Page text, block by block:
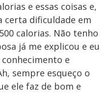
e essas coisas e,
certa dificuldade em
calorias. Não tenho
já me explicou e eu
e
sempre esqueço o
ele faz de bom e